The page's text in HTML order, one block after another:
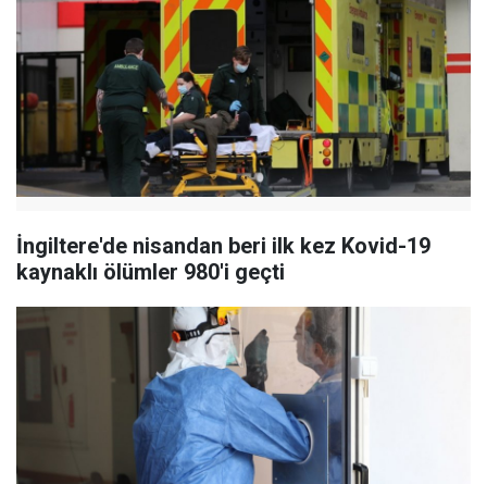
İngiltere'de nisandan beri ilk kez Kovid-19
kaynaklı ölümler 980'i geçti